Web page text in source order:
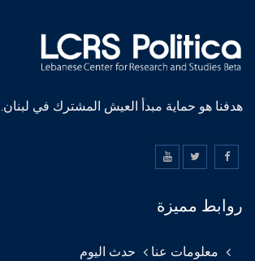
هدفنا هو حماية مبدأ العيش المشترك في لبنان.
روابط مميزة
معلومات عنا
حدث اليوم